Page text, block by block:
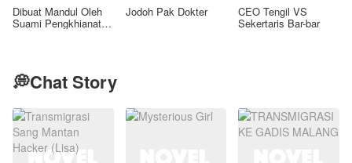
Dibuat Mandul Oleh
Suami Pengkhianat,
Jodoh Pak Dokter CEO Tengil VS
Sekertaris Bar-bar
💭Chat Story